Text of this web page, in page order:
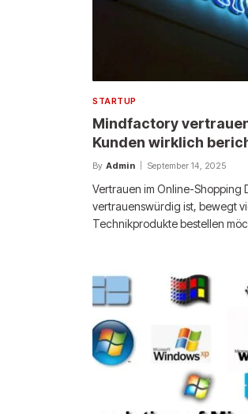
STARTUP
Mindfactory
Kunden wirklich
By Admin September 14, 2025
Vertrauen im Online-Shopping
vertrauenswürdig ist, bewegt
Technikprodukte bestellen